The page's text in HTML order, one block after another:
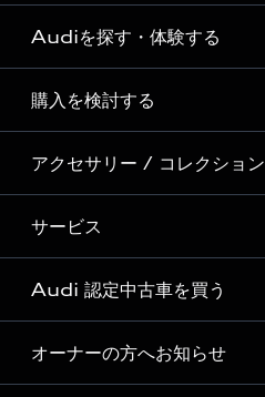
Audi ブランド
Story of Progress
Audi Sport
Formula 1®
デジタルサービス
Audiを探す・体験する
ディーラー検索
新車在庫検索
試乗車・展示車検索
見積り依頼
試乗予約
購入を検討する
モデル一覧
特別仕様モデル / 限定モデル
e-tronラインアップ
価格シミュレーション
車両比較
アクセサリー / コレクション
純正アクセサリー
オンラインショップ
Audi collection
アウディナビアプリ
サービス
サービス入庫予約
サービスプログラム
メンテナンス
Audi 認定中古車を買う
Audi認定中古車
オーナーの方へお知らせ